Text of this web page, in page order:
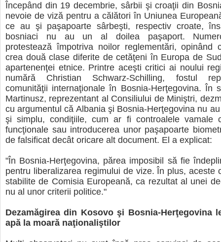
Începând din 19 decembrie, sârbii şi croaţii din
nevoie de viză pentru a călători în Uniunea
ce au şi paşapoarte sârbeşti, respectiv croate,
bosniaci nu au un al doilea paşaport.
protestează împotriva noilor reglementări, opinând
crea două clase diferite de cetăţeni în Europa de
apartenenţei etnice. Printre aceşti critici ai noului
numără Christian Schwarz-Schilling, fostul
comunităţii internaţionale în Bosnia-Herţegovina. În
Martinusz, reprezentant al Consiliului de Miniştri,
cu argumentul că Albania şi Bosnia-Herţegovina nu
şi simplu, condiţiile, cum ar fi controalele vamale
funcţionale sau introducerea unor paşapoarte
de falsificat decât oricare alt document. El a explicat:
"În Bosnia-Herţegovina, părea imposibil să fie
pentru liberalizarea regimului de vize. În plus, aceste
stabilite de Comisia Europeană, ca rezultat al unei
nu al unor criterii politice."
Dezamăgirea din Kosovo şi Bosnia-Herţegovina
apă la moară naţionaliştilor